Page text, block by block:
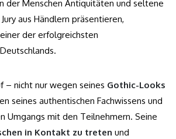
der Menschen Antiquitäten und seltene
aus Händlern präsentieren,
der erfolgreichsten
– nicht nur wegen seines Gothic-Looks
seines authentischen Fachwissens und
Umgangs mit den Teilnehmern. Seine
in Kontakt zu treten und